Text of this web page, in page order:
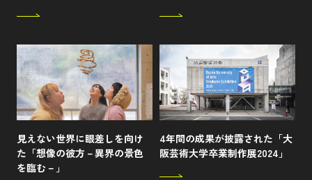
見えない世界に眼差しを向け
た「想像の彼方－異界の景色
を臨む－」
4年間の成果が披露された「大
阪芸術大学卒業制作展2024」